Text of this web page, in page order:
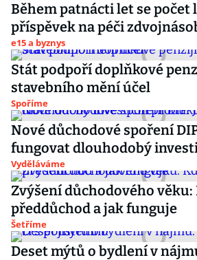
Během patnácti let se
příspěvek na péči
e15 a byznys
Stát podpoří doplňkové
stavebního mění účel
Spoříme
Nové důchodové spoření
fungovat dlouhodobý
Vyděláváme
Zvýšení důchodového věku:
předdůchod a jak funguje
Šetříme
Deset mýtů o bydlení v